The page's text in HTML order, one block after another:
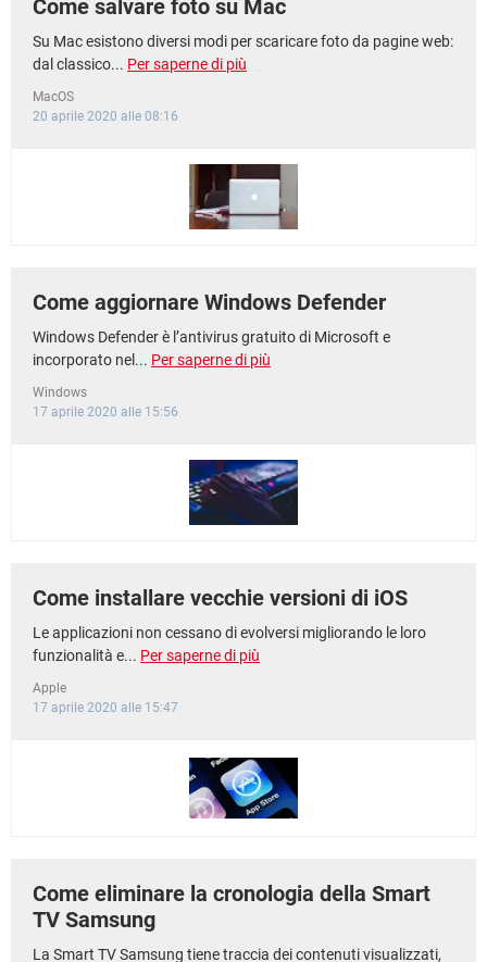
Come salvare foto su Mac
Su Mac esistono diversi modi per scaricare foto da pagine web:
dal classico... Per saperne di più
MacOS
20 aprile 2020 alle 08:16
Come aggiornare Windows Defender
Windows Defender è l’antivirus gratuito di Microsoft e
incorporato nel... Per saperne di più
Windows
17 aprile 2020 alle 15:56
Come installare vecchie versioni di iOS
Le applicazioni non cessano di evolversi migliorando le loro
funzionalità e... Per saperne di più
Apple
17 aprile 2020 alle 15:47
Come eliminare la cronologia della Smart
TV Samsung
La Smart TV Samsung tiene traccia dei contenuti visualizzati,